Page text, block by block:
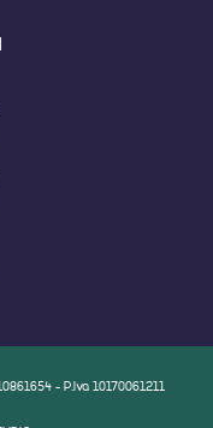
- P.Iva 10170061211